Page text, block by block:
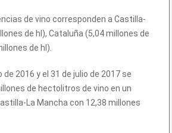
de vino corresponden a Castilla-
de hl), Cataluña (5,04 millones de
de hl).
2016 y el 31 de julio de 2017 se
de hectolitros de vino en un
La Mancha con 12,38 millones